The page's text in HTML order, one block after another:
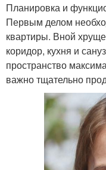
Планировка и
Первым делом
квартиры. Вной
коридор, кухня и
пространство
важно тщательно